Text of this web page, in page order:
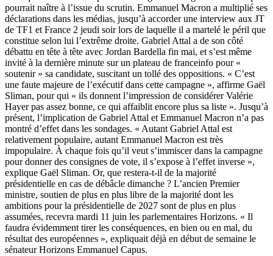
pourrait naître à l’issue du scrutin. Emmanuel Macron a multiplié ses
déclarations dans les médias, jusqu’à accorder une interview aux JT
de TF1 et France 2 jeudi soir lors de laquelle il a martelé le péril que
constitue selon lui l’extrême droite. Gabriel Attal a de son côté
débattu en tête à tête avec Jordan Bardella fin mai, et s’est même
invité à la dernière minute sur un plateau de franceinfo pour «
soutenir » sa candidate, suscitant un tollé des oppositions. « C’est
une faute majeure de l’exécutif dans cette campagne », affirme Gaël
Sliman, pour qui « ils donnent l’impression de considérer Valérie
Hayer pas assez bonne, ce qui affaiblit encore plus sa liste ». Jusqu’à
présent, l’implication de Gabriel Attal et Emmanuel Macron n’a pas
montré d’effet dans les sondages. « Autant Gabriel Attal est
relativement populaire, autant Emmanuel Macron est très
impopulaire. À chaque fois qu’il veut s’immiscer dans la campagne
pour donner des consignes de vote, il s’expose à l’effet inverse »,
explique Gaël Sliman. Or, que restera-t-il de la majorité
présidentielle en cas de débâcle dimanche ? L’ancien Premier
ministre, soutien de plus en plus libre de la majorité dont les
ambitions pour la présidentielle de 2027 sont de plus en plus
assumées, recevra mardi 11 juin les parlementaires Horizons. « Il
faudra évidemment tirer les conséquences, en bien ou en mal, du
résultat des européennes », expliquait déjà en début de semaine le
sénateur Horizons Emmanuel Capus.